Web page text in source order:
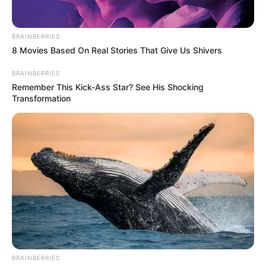
Biodata, Profil, dan Fakta Olivia Rodrigo
(foto: instagram/billieeilish)
Biodata & Profil
BRAINBERRIES
8 Movies Based On Real Stories That Give Us Shivers
BRAINBERRIES
Remember This Kick-Ass Star? See His Shocking
Transformation
BRAINBERRIES